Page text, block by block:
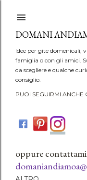
DOMANI
Idee per gite domenicali,
famiglia o con gli amici.
da scegliere e qualche
consiglio.
PUOI SEGUIRMI ANCHE
oppure